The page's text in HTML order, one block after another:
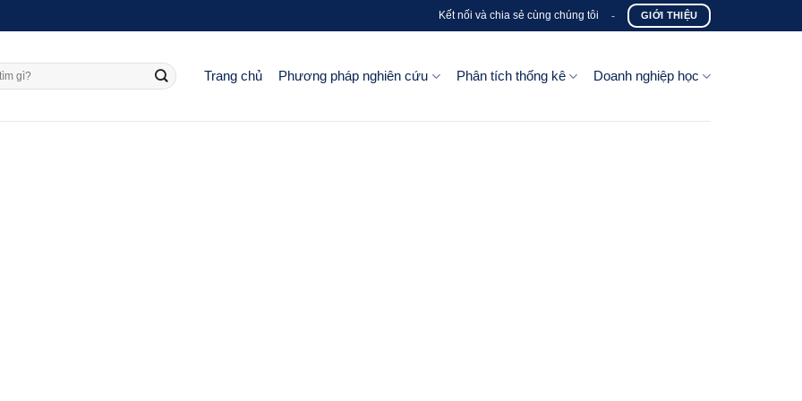
Kết nối và chia sẻ cùng chúng tôi - GIỚI THIỆU
Trang chủ Phương pháp nghiên cứu Phân tích thống kê Doanh nghiệp học